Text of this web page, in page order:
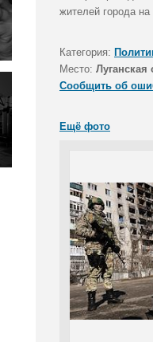
жителей города
Категория:
Место: Луганская
Сообщить об
Ещё фото